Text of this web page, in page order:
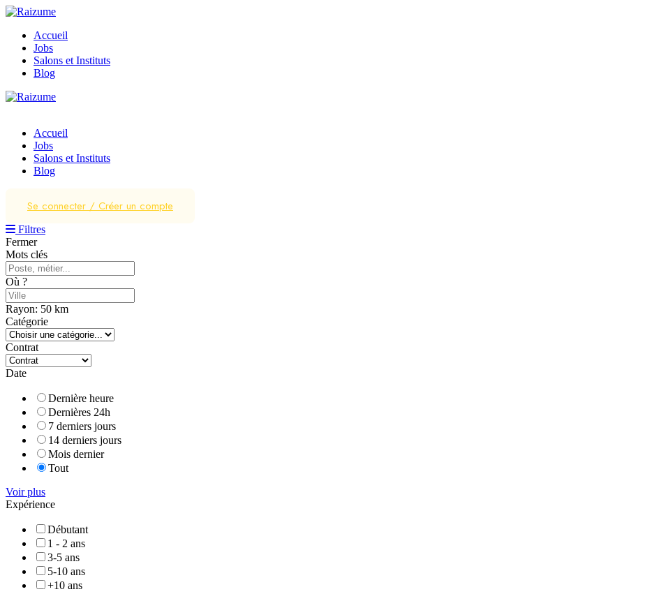
Accueil
Jobs
Salons et Instituts
Blog
Accueil
Jobs
Salons et Instituts
Blog
Se connecter / Créer un compte
Filtres
Fermer
Mots clés
Où ?
Rayon: 50 km
Catégorie
Contrat
Date
Dernière heure
Dernières 24h
7 derniers jours
14 derniers jours
Mois dernier
Tout
Voir plus
Expérience
Débutant
1 - 2 ans
3-5 ans
5-10 ans
+10 ans